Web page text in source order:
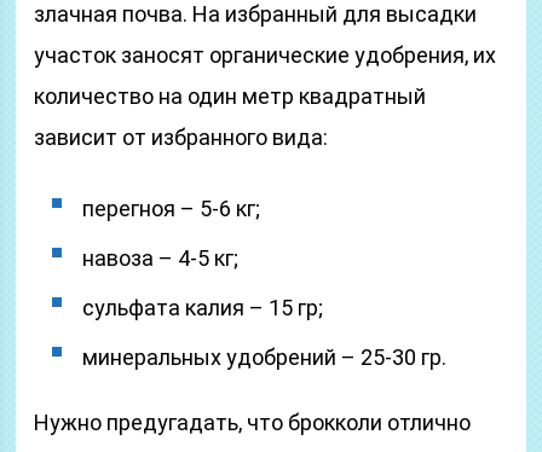
злачная почва. На избранный для высадки
участок заносят органические удобрения, их
количество на один метр квадратный
зависит от избранного вида:
перегноя – 5-6 кг;
навоза – 4-5 кг;
сульфата калия – 15 гр;
минеральных удобрений – 25-30 гр.
Нужно предугадать, что брокколи отлично